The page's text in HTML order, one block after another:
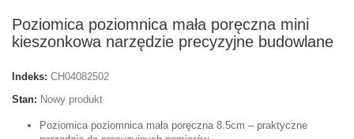
Poziomica poziomnica mała poręczna mini
kieszonkowa narzędzie precyzyjne budowlane
Indeks: CH04082502
Stan: Nowy produkt
Poziomica poziomnica mała poręczna 8.5cm – praktyczne